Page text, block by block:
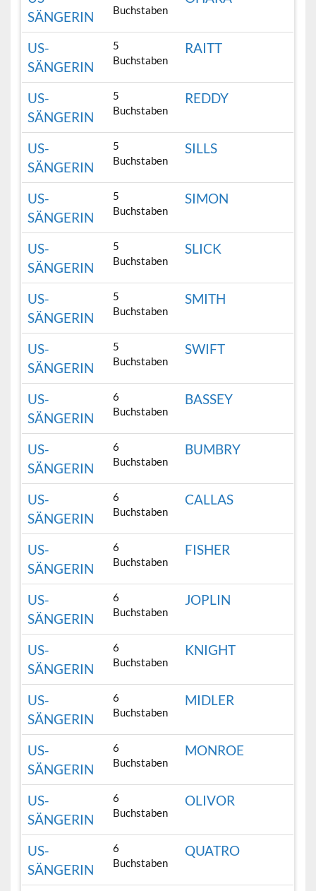
SÄNGERIN
Buchstaben
US-
SÄNGERIN
5
Buchstaben
RAITT
US-
SÄNGERIN
5
Buchstaben
REDDY
US-
SÄNGERIN
5
Buchstaben
SILLS
US-
SÄNGERIN
5
Buchstaben
SIMON
US-
SÄNGERIN
5
Buchstaben
SLICK
US-
SÄNGERIN
5
Buchstaben
SMITH
US-
SÄNGERIN
5
Buchstaben
SWIFT
US-
SÄNGERIN
6
Buchstaben
BASSEY
US-
SÄNGERIN
6
Buchstaben
BUMBRY
US-
SÄNGERIN
6
Buchstaben
CALLAS
US-
SÄNGERIN
6
Buchstaben
FISHER
US-
SÄNGERIN
6
Buchstaben
JOPLIN
US-
SÄNGERIN
6
Buchstaben
KNIGHT
US-
SÄNGERIN
6
Buchstaben
MIDLER
US-
SÄNGERIN
6
Buchstaben
MONROE
US-
SÄNGERIN
6
Buchstaben
OLIVOR
US-
SÄNGERIN
6
Buchstaben
QUATRO